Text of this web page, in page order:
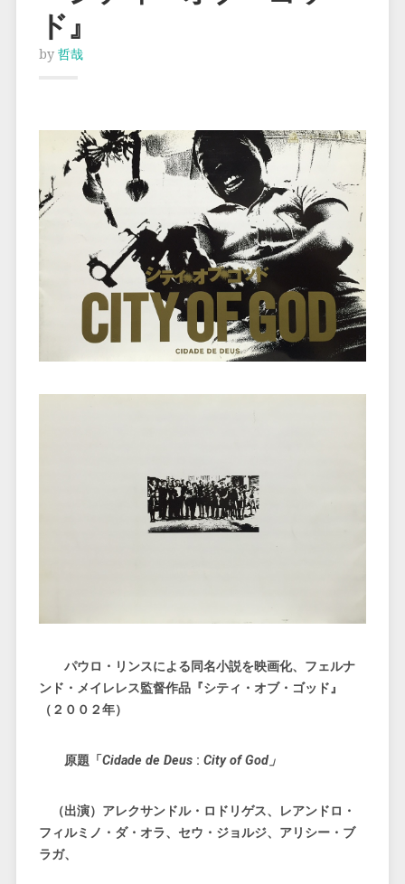
ド』
by 哲哉
パウロ・リンスによる同名小説を映画化、フェルナ
ンド・メイレレス監督作品『シティ・オブ・ゴッド』
（２００２年）
原題「 Cidade de Deus : City of God」
（出演）アレクサンドル・ロドリゲス、レアンドロ・
フィルミノ・ダ・オラ、セウ・ジョルジ、アリシー・ブ
ラガ、